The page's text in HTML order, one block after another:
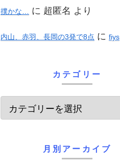
撲かな… に 超匿名 より
内山、赤羽、長岡の3発で8点 に fiys
カテゴリー
月別アーカイブ